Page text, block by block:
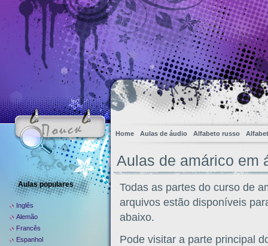
Home Aulas de áudio Alfabeto russo
Aulas de amárico
Todas as partes do curso de
arquivos estão disponíveis
abaixo.
Pode visitar a parte principal
Aulas populares
Inglês
Alemão
Francês
Espanhol